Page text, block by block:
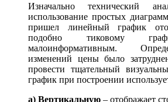
Изначально технический
использование простых
пришел линейный график
подобно тиковому
малоинформативным.
изменений цены было
провести тщательный
график при построении
a) Вертикальную – отображает